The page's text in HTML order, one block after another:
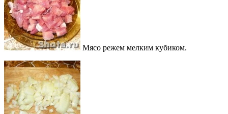
Мясо режем мелким кубиком.